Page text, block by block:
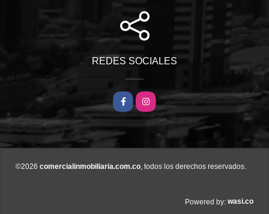
REDES SOCIALES
FacebookInstagram
©2026 comercialinmobiliaria.com.co, todos los derechos reservados.
Powered by: wasi.co